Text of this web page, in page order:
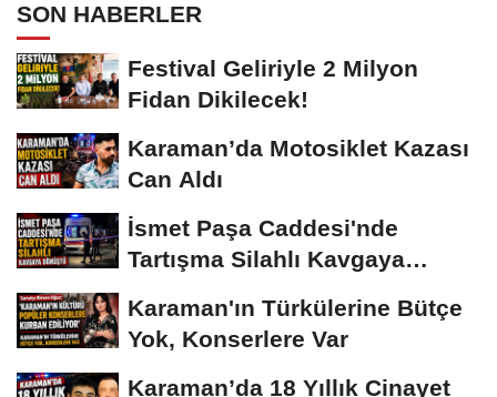
SON HABERLER
Festival Geliriyle 2 Milyon
Fidan Dikilecek!
Karaman’da Motosiklet Kazası
Can Aldı
İsmet Paşa Caddesi'nde
Tartışma Silahlı Kavgaya
Karaman'ın Türkülerine Bütçe
Yok, Konserlere Var
Karaman’da 18 Yıllık Cinayet